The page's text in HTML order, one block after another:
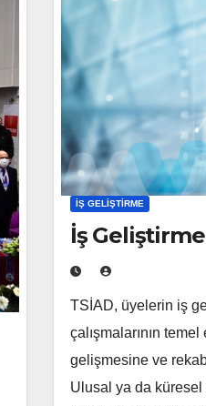
İŞ GELIŞTIRME
İş Geliştirme
TSİAD, üyelerin iş
çalışmalarının
gelişmesine ve
Ulusal ya da